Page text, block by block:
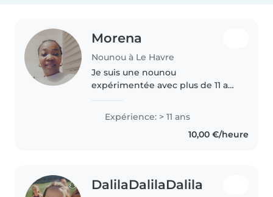
Morena
Nounou à Le Havre
Je suis une nounou
expérimentée avec plus de 11 ans
d'enfants de tous âges. En tant
que parent moi-même, j'ai une
grande compréhension des
Expérience: > 11 ans
10,00 €/heure
DalilaDalilaDalila